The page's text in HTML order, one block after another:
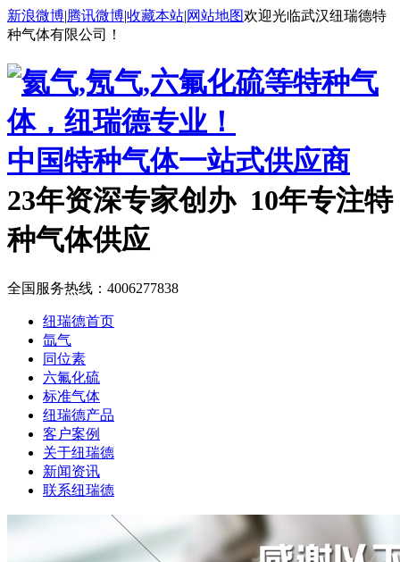
新浪微博|腾讯微博|收藏本站|网站地图欢迎光临武汉纽瑞德特
种气体有限公司！
中国特种气体一站式供应商
23年资深专家创办 10年专注特
种气体供应
全国服务热线： 4006277838
纽瑞德首页
氙气
同位素
六氟化硫
标准气体
纽瑞德产品
客户案例
关于纽瑞德
新闻资讯
联系纽瑞德